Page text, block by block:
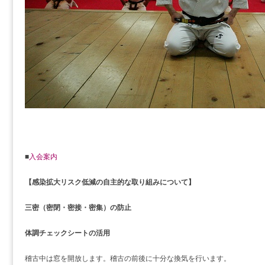
■入会案内
【感染拡大リスク低減の自主的な取り組みについて】
三密（密閉・密接・密集）の防止
体調チェックシートの活用
稽古中は窓を開放します。稽古の前後に十分な換気を行います。